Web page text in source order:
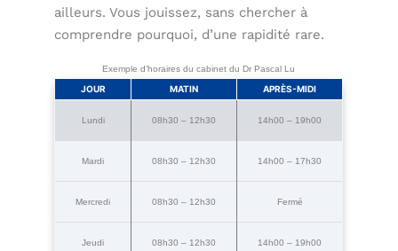
ailleurs. Vous jouissez, sans chercher à
comprendre pourquoi, d’une rapidité rare.
Exemple d’horaires du cabinet du Dr Pascal Lu
JOUR MATIN APRÈS-MIDI
Lundi 08h30 – 12h30 14h00 – 19h00
Mardi 08h30 – 12h30 14h00 – 17h30
Mercredi 08h30 – 12h30 Fermé
Jeudi 08h30 – 12h30 14h00 – 19h00